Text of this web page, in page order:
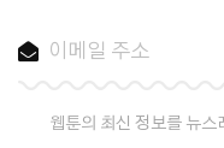
웹툰의 최신 정보를 뉴스